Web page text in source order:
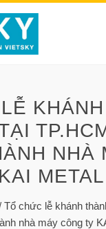
NHÀ
Tổ chức lễ khánh
nhà máy công ty